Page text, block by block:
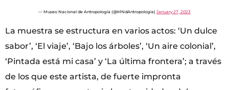
— Museo Nacional de Antropología (@MNdAntropologia) January 27, 2023
La muestra se estructura en varios actos: ‘Un dulce
sabor’, ‘El viaje’, ‘Bajo los árboles’, ‘Un aire colonial’,
‘Pintada está mi casa’ y ‘La última frontera’; a través
de los que este artista, de fuerte impronta